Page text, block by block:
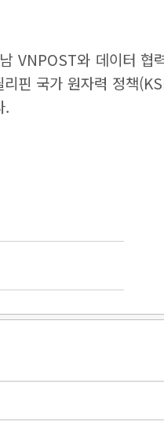
VNPOST와 데이터 협
핀 국가 원자력 정책
.